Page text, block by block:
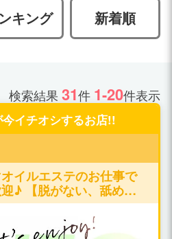
キング 新着順
検索結果31件 1-20件表示
イチオシするお店!!
イルエステのお仕事で
♪ 【脱がない、舐めな
事が可能です♪